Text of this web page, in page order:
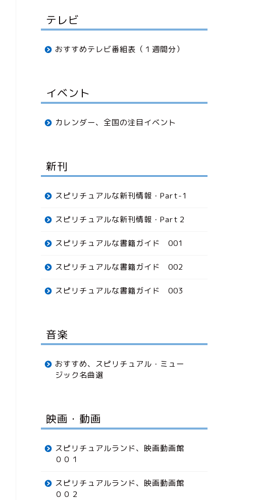
テレビ
おすすめテレビ番組表（１週間分）
イベント
カレンダー、全国の注目イベント
新刊
スピリチュアルな新刊情報・Part-1
スピリチュアルな新刊情報・Part２
スピリチュアルな書籍ガイド 001
スピリチュアルな書籍ガイド 002
スピリチュアルな書籍ガイド 003
音楽
おすすめ、スピリチュアル・ミュー
ジック名曲選
映画・動画
スピリチュアルランド、映画動画館
００１
スピリチュアルランド、映画動画館
００２